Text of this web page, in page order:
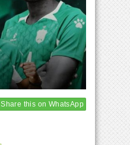
Share this on WhatsApp